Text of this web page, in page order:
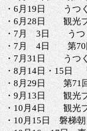
・ 6月19日 うつく
・ 6月28日 観光プ
・7月 3日 うつく
・7月 4日 第70回
・7月31日 うつく
・ 8月14日・15
・ 8月29日 第71回
・ 9月13日 観光プ
・10月4日 観光プ
・10月15日 磐梯朝